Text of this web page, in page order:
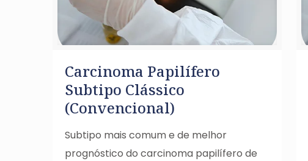
Carcinoma Papilífero
Subtipo Clássico
(Convencional)
Subtipo mais comum e de melhor
prognóstico do carcinoma papilífero de